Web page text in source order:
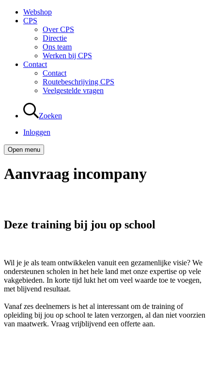
Webshop
CPS
Over CPS
Directie
Ons team
Werken bij CPS
Contact
Contact
Routebeschrijving CPS
Veelgestelde vragen
Zoeken
Inloggen
Open menu
Aanvraag incompany
Deze training bij jou op school
Wil je je als team ontwikkelen vanuit een gezamenlijke visie? We
ondersteunen scholen in het hele land met onze expertise op vele
vakgebieden. In korte tijd lukt het om veel waarde toe te voegen,
met blijvend resultaat.
Vanaf zes deelnemers is het al interessant om de training of
opleiding bij jou op school te laten verzorgen, al dan niet voorzien
van maatwerk. Vraag vrijblijvend een offerte aan.